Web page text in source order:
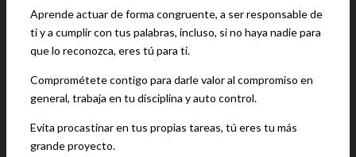
Aprende actuar de forma congruente, a ser responsable de
ti y a cumplir con tus palabras, incluso, si no haya nadie para
que lo reconozca, eres tú para ti.
Comprométete contigo para darle valor al compromiso en
general, trabaja en tu disciplina y auto control.
Evita procastinar en tus propias tareas, tú eres tu más
grande proyecto.